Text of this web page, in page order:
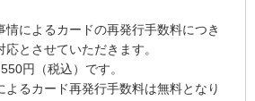
情によるカードの再発行手数料につき
とさせていただきます。
円（税込）です。
よるカード再発行手数料は無料となり